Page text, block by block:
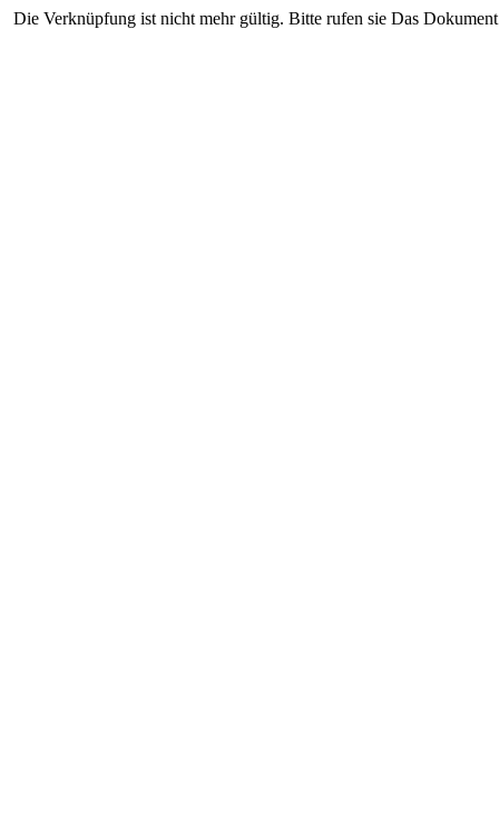
Die Verknüpfung ist nicht mehr gültig. Bitte rufen sie Das Dokument